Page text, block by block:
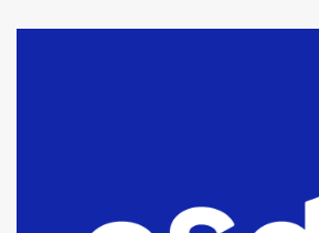
fueron detenidos por
comercialización de